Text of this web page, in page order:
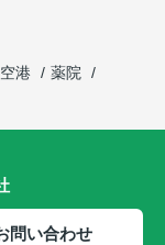
港
薬院
問い合わせ